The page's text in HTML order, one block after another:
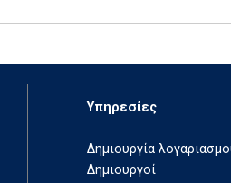
Υπηρεσίες
Δημιουργία
Δημιουργοί